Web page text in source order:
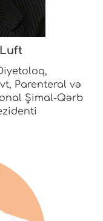
Parenteral və
Şimal-Qərb